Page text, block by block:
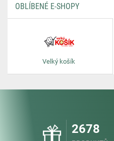
OBLÍBENÉ E-SHOPY
Velký košík
2678